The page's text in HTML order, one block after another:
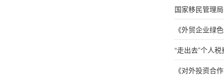
国家移民管理
《外贸企业绿
“走出去”个人
《对外投资合